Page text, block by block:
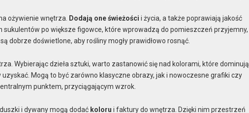
ożywienie wnętrza. Dodają one świeżości i życia, a także poprawiają jakość
sukulentów po większe figowce, które wprowadzą do pomieszczeń przyjemny,
dobrze doświetlone, aby rośliny mogły prawidłowo rosnąć.
Wybierając dzieła sztuki, warto zastanowić się nad kolorami, które dominują
Mogą to być zarówno klasyczne obrazy, jak i nowoczesne grafiki czy
punktem, przyciągającym wzrok.
i dywany mogą dodać koloru i faktury do wnętrza. Dzięki nim przestrzeń